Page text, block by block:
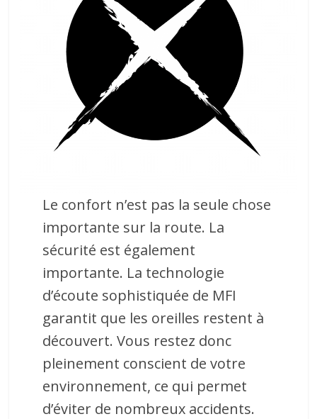
Le confort n’est pas la seule chose
importante sur la route. La
sécurité est également
importante. La technologie
d’écoute sophistiquée de MFI
garantit que les oreilles restent à
découvert. Vous restez donc
pleinement conscient de votre
environnement, ce qui permet
d’éviter de nombreux accidents.